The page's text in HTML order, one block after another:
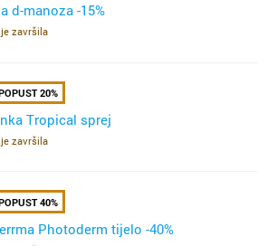
d-manoza -15%
završila
20%
Tropical sprej
završila
40%
Photoderm tijelo -40%